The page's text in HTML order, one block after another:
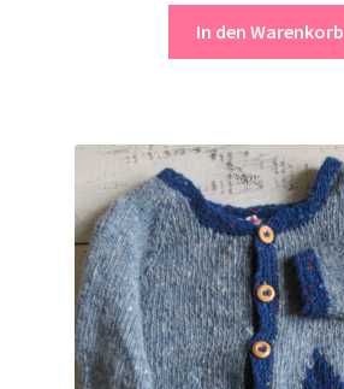
In den Warenkorb